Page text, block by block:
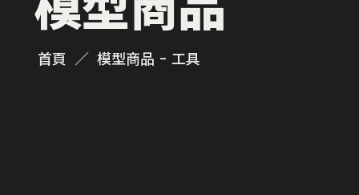
首頁 模型商品 - 工具